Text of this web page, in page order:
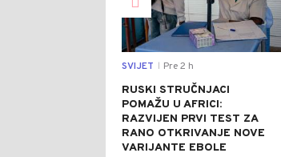
SVIJET Pre 2 h
RUSKI STRUČNJACI
POMAŽU U AFRICI:
RAZVIJEN PRVI TEST ZA
RANO OTKRIVANJE NOVE
VARIJANTE EBOLE